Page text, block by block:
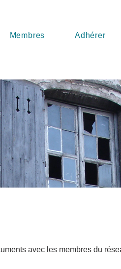
Membres Adhérer
avec les membres du